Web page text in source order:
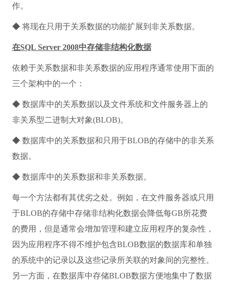
作。
◆ 将现在只用于关系数据的功能扩展到非关系数据。
在SQL Server 2008中存储非结构化数据
依赖于关系数据和非关系数据的应用程序通常使用下面的
三个架构中的一个：
◆ 数据库中的关系数据以及文件系统和文件服务器上的
非关系型二进制大对象(BLOB)。
◆ 数据库中的关系数据和只用于BLOB的存储中的非关系
数据。
◆ 数据库中的关系数据和非关系数据。
每一个方法都有其优劣之处。例如，在文件服务器或只用
于BLOB的存储中存储非结构化数据会降低每GB所花费
的费用，但是通常会增加管理和建立应用程序的复杂性，
因为应用程序不得不维护包含BLOB数据的数据库和单独
的系统中的记录以及这些记录所关联的对象间的完整性。
另一方面，在数据库中存储BLOB数据方便地集中了数据